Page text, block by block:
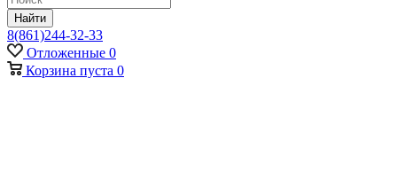
Найти
8(861)244-32-33
Отложенные 0
Корзина пуста 0